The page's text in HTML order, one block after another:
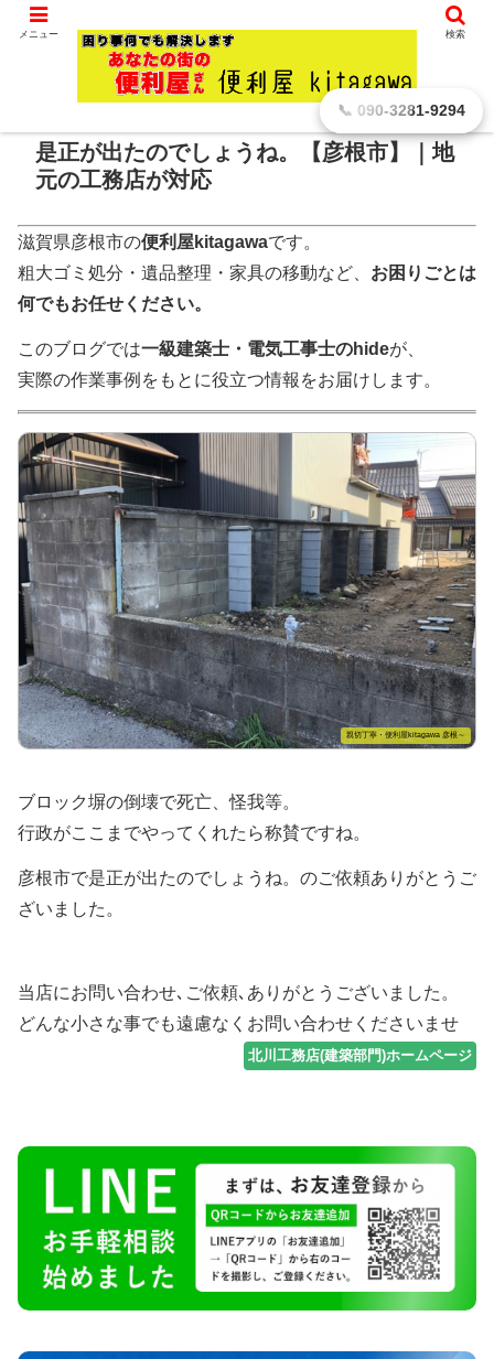
作業日記・独り言
是正が出たのでしょうね。【彦根市】｜地
元の工務店が対応
滋賀県彦根市の便利屋kitagawaです。
粗大ゴミ処分・遺品整理・家具の移動など、 お困りごとは
何でもお任せください。
このブログでは一級建築士・電気工事士のhideが、
実際の作業事例をもとに役立つ情報をお届けします。
親切丁寧・便利屋kitagawa 彦根～
ブロック塀の倒壊で死亡、怪我等。
行政がここまでやってくれたら称賛ですね。
彦根市で是正が出たのでしょうね。のご依頼ありがとうご
ざいました。
当店にお問い合わせ､ご依頼､ありがとうございました。
どんな小さな事でも遠慮なくお問い合わせくださいませ
北川工務店(建築部門)ホームページ
メニュー 検索
📞 090-3281-9294